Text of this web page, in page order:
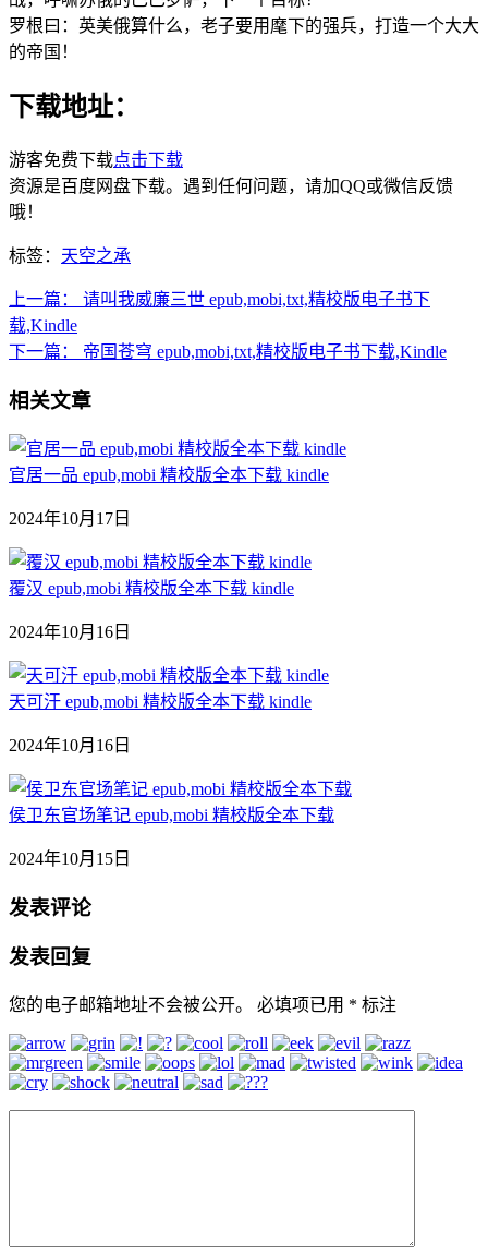
罗根曰：英美俄算什么，老子要用麾下的强兵，打造一个大大
的帝国！
下载地址：
游客免费下载点击下载
资源是百度网盘下载。遇到任何问题，请加QQ或微信反馈
哦！
标签： 天空之承
上一篇：
请叫我威廉三世 epub,mobi,txt,精校版电子书下
载,Kindle
下一篇：
帝国苍穹 epub,mobi,txt,精校版电子书下载,Kindle
相关文章
官居一品 epub,mobi 精校版全本下载 kindle
2024年10月17日
覆汉 epub,mobi 精校版全本下载 kindle
2024年10月16日
天可汗 epub,mobi 精校版全本下载 kindle
2024年10月16日
侯卫东官场笔记 epub,mobi 精校版全本下载
2024年10月15日
发表评论
发表回复
您的电子邮箱地址不会被公开。 必填项已用 * 标注